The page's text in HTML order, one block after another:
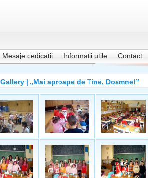
Mesaje dedicatii Informatii utile Contact
Gallery | „Mai aproape de Tine, Doamne!”